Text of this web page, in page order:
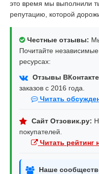
это время мы выполнили
репутацию, которой
Честные отзывы:
Почитайте
ресурсах:
Отзывы
заказов с 2016 года.
Читать
Сайт Отзовик.ру:
покупателей.
Читать рейтинг
Наше